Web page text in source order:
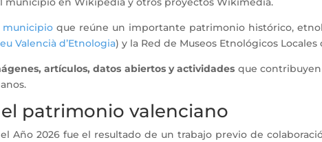
municipioque reúne un importante patrimonio histórico,
Valencià d’Etnologia) y la Red de Museos Etnológicos
artículos, datos abiertos y actividades que
patrimonio valenciano
Año 2026 fue el resultado de un trabajo previo de